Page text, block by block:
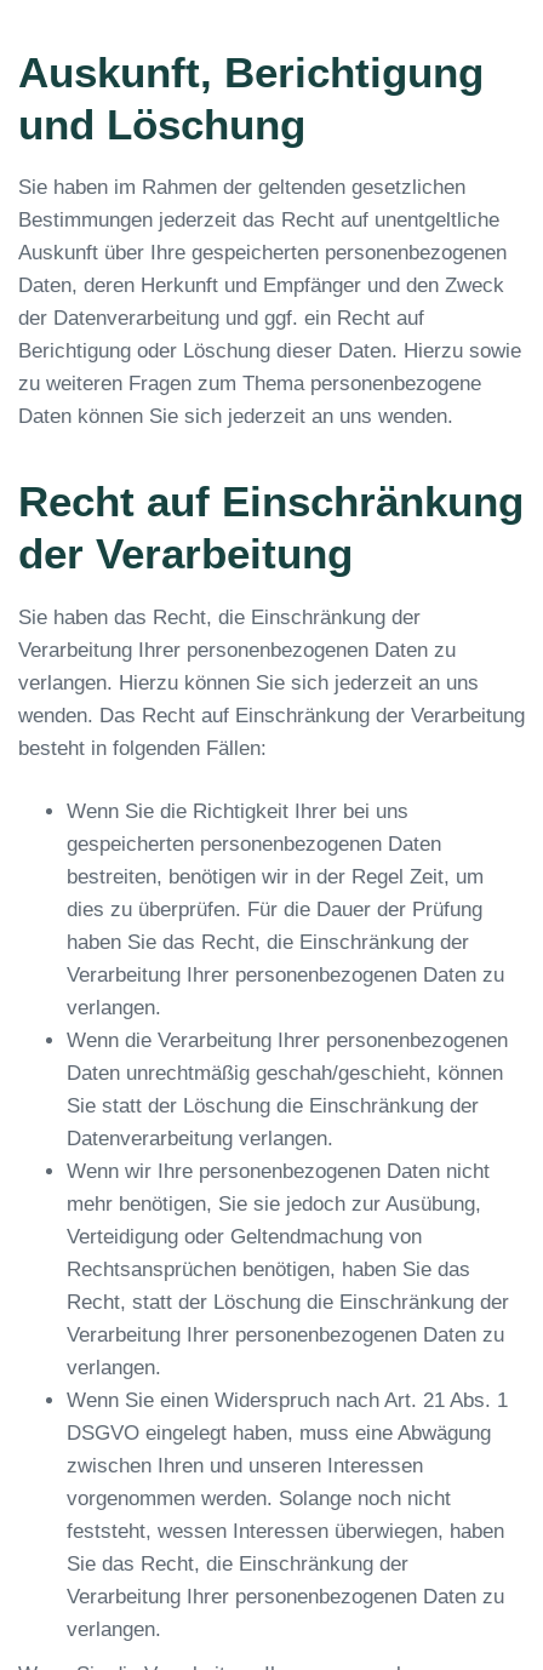
Auskunft, Berichtigung
und Löschung
Sie haben im Rahmen der geltenden gesetzlichen
Bestimmungen jederzeit das Recht auf unentgeltliche
Auskunft über Ihre gespeicherten personenbezogenen
Daten, deren Herkunft und Empfänger und den Zweck
der Datenverarbeitung und ggf. ein Recht auf
Berichtigung oder Löschung dieser Daten. Hierzu sowie
zu weiteren Fragen zum Thema personenbezogene
Daten können Sie sich jederzeit an uns wenden.
Recht auf Einschränkung
der Verarbeitung
Sie haben das Recht, die Einschränkung der
Verarbeitung Ihrer personenbezogenen Daten zu
verlangen. Hierzu können Sie sich jederzeit an uns
wenden. Das Recht auf Einschränkung der Verarbeitung
besteht in folgenden Fällen:
Wenn Sie die Richtigkeit Ihrer bei uns
gespeicherten personenbezogenen Daten
bestreiten, benötigen wir in der Regel Zeit, um
dies zu überprüfen. Für die Dauer der Prüfung
haben Sie das Recht, die Einschränkung der
Verarbeitung Ihrer personenbezogenen Daten zu
verlangen.
Wenn die Verarbeitung Ihrer personenbezogenen
Daten unrechtmäßig geschah/geschieht, können
Sie statt der Löschung die Einschränkung der
Datenverarbeitung verlangen.
Wenn wir Ihre personenbezogenen Daten nicht
mehr benötigen, Sie sie jedoch zur Ausübung,
Verteidigung oder Geltendmachung von
Rechtsansprüchen benötigen, haben Sie das
Recht, statt der Löschung die Einschränkung der
Verarbeitung Ihrer personenbezogenen Daten zu
verlangen.
Wenn Sie einen Widerspruch nach Art. 21 Abs. 1
DSGVO eingelegt haben, muss eine Abwägung
zwischen Ihren und unseren Interessen
vorgenommen werden. Solange noch nicht
feststeht, wessen Interessen überwiegen, haben
Sie das Recht, die Einschränkung der
Verarbeitung Ihrer personenbezogenen Daten zu
verlangen.